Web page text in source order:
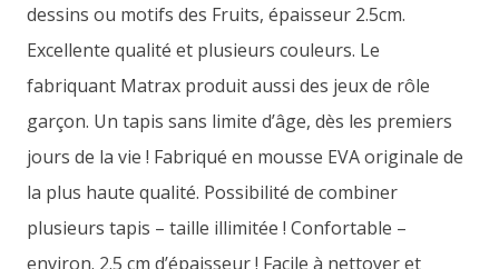
dessins ou motifs des Fruits, épaisseur 2.5cm.
Excellente qualité et plusieurs couleurs. Le
fabriquant Matrax produit aussi des jeux de rôle
garçon. Un tapis sans limite d’âge, dès les premiers
jours de la vie ! Fabriqué en mousse EVA originale de
la plus haute qualité. Possibilité de combiner
plusieurs tapis – taille illimitée ! Confortable –
environ. 2.5 cm d’épaisseur ! Facile à nettoyer et